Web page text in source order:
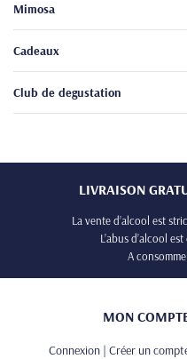
Mimosa
Cadeaux
Club de degustation
LIVRAISON
La vente d’alcool est
L’abus d’alcool
A
MON
Connexion | Créer un